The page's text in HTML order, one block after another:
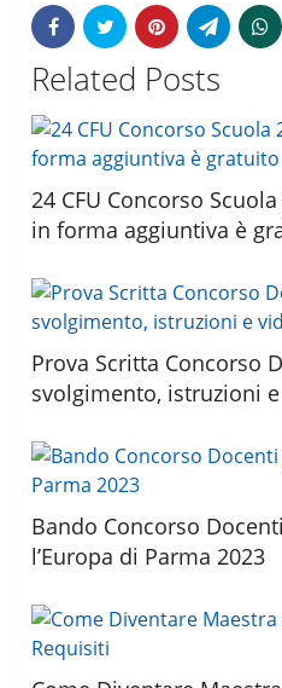
Related Posts
24 CFU Concorso
in forma aggiuntiva è
Prova Scritta Concorso
svolgimento, istruzioni
Bando Concorso
l’Europa di Parma 2023